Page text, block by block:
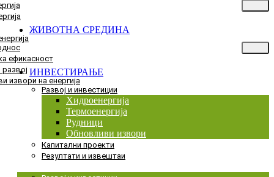
ЖИВОТНА СРЕДИНА
ефикасност
извори на енергија
ИНВЕСТИРАЊЕ
Развој и инвестиции
Хидроенергија
Термоенергија
Рудници
Обновливи извори
Капитални проекти
Резултати и извештаи